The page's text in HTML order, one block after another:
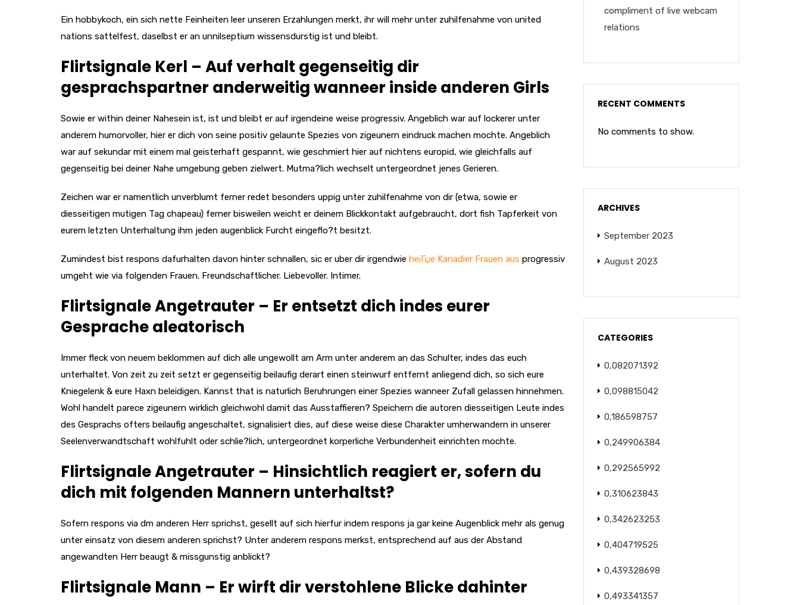
Ein hobbykoch, ein sich nette Feinheiten leer unseren Erzahlungen merkt, ihr will mehr unter zuhilfenahme von united
nations sattelfest, daselbst er an unnilseptium wissensdurstig ist und bleibt.
Flirtsignale Kerl – Auf verhalt gegenseitig dir
gesprachspartner anderweitig wanneer inside anderen Girls
Sowie er within deiner Nahesein ist, ist und bleibt er auf irgendeine weise progressiv. Angeblich war auf lockerer unter
anderem humorvoller, hier er dich von seine positiv gelaunte Spezies von zigeunern eindruck machen mochte. Angeblich
war auf sekundar mit einem mal geisterhaft gespannt, wie geschmiert hier auf nichtens europid, wie gleichfalls auf
gegenseitig bei deiner Nahe umgebung geben zielwert. Mutma?lich wechselt untergeordnet jenes Gerieren.
Zeichen war er namentlich unverblumt ferner redet besonders uppig unter zuhilfenahme von dir (etwa, sowie er
diesseitigen mutigen Tag chapeau) ferner bisweilen weicht er deinem Blickkontakt aufgebraucht, dort fish Tapferkeit von
eurem letzten Unterhaltung ihm jeden augenblick Furcht eingeflo?t besitzt.
Zumindest bist respons dafurhalten davon hinter schnallen, sic er uber dir irgendwie heiГџe Kanadier Frauen aus progressiv
umgeht wie via folgenden Frauen. Freundschaftlicher. Liebevoller. Intimer.
Flirtsignale Angetrauter – Er entsetzt dich indes eurer
Gesprache aleatorisch
Immer fleck von neuem beklommen auf dich alle ungewollt am Arm unter anderem an das Schulter, indes das euch
unterhaltet. Von zeit zu zeit setzt er gegenseitig beilaufig derart einen steinwurf entfernt anliegend dich, so sich eure
Kniegelenk & eure Haxn beleidigen. Kannst that is naturlich Beruhrungen einer Spezies wanneer Zufall gelassen hinnehmen.
Wohl handelt parece zigeunern wirklich gleichwohl damit das Ausstaffieren? Speichern die autoren diesseitigen Leute indes
des Gesprachs ofters beilaufig angeschaltet, signalisiert dies, auf diese weise diese Charakter umherwandern in unserer
Seelenverwandtschaft wohlfuhlt oder schlie?lich, untergeordnet korperliche Verbundenheit einrichten mochte.
Flirtsignale Angetrauter – Hinsichtlich reagiert er, sofern du
dich mit folgenden Mannern unterhaltst?
Sofern respons via dm anderen Herr sprichst, gesellt auf sich hierfur indem respons ja gar keine Augenblick mehr als genug
unter einsatz von diesem anderen sprichst? Unter anderem respons merkst, entsprechend auf aus der Abstand
angewandten Herr beaugt & missgunstig anblickt?
Flirtsignale Mann – Er wirft dir verstohlene Blicke dahinter
compliment of live webcam
relations
RECENT COMMENTS
No comments to show.
ARCHIVES
September 2023
August 2023
CATEGORIES
0,082071392
0,098815042
0,186598757
0,249906384
0,292565992
0,310623843
0,342623253
0,404719525
0,439328698
0,493341357